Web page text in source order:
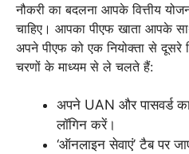
नौकरी का बदलना आपके वित्तीय
चाहिए। आपका पीएफ खाता आपके
अपने पीएफ को एक नियोक्ता से दूसरे
चरणों के माध्यम से ले चलते हैं:
अपने UAN और पासवर्ड
लॉगिन करें।
‘ऑनलाइन सेवाएं’ टैब पर